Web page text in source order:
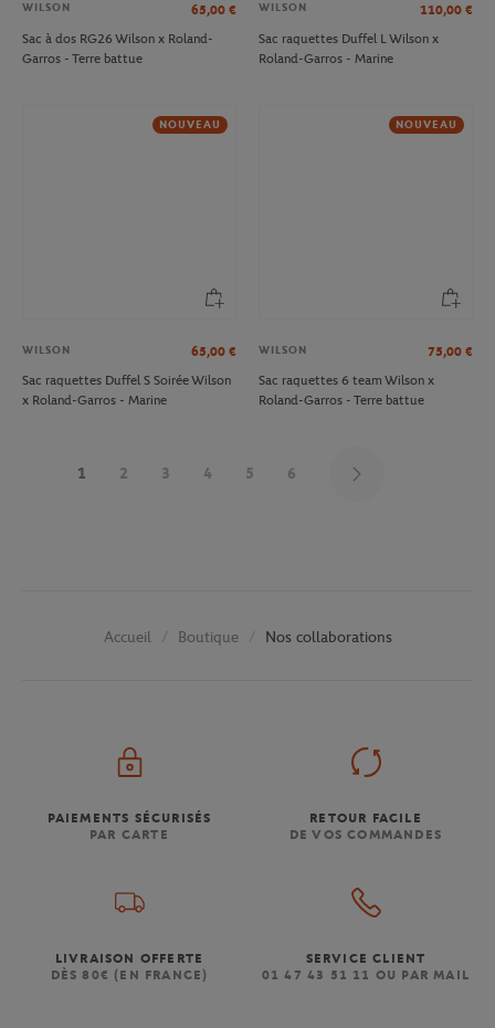
WILSON 65,00 €
Sac à dos RG26 Wilson x Roland-
Garros - Terre battue
WILSON 110,00 €
Sac raquettes Duffel L Wilson x
Roland-Garros - Marine
NOUVEAU
WILSON 65,00 €
Sac raquettes Duffel S Soirée Wilson
x Roland-Garros - Marine
NOUVEAU
WILSON 75,00 €
Sac raquettes 6 team Wilson x
Roland-Garros - Terre battue
1 2 3 4 5 6
Accueil Boutique Nos collaborations
PAIEMENTS SÉCURISÉS
PAR CARTE
RETOUR FACILE
DE VOS COMMANDES
LIVRAISON OFFERTE
DÈS 80€ (EN FRANCE)
SERVICE CLIENT
01 47 43 51 11 OU PAR MAIL